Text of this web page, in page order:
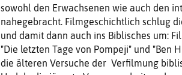
sowohl den Erwachsenen wie auch den
nahegebracht. Filmgeschichtlich schlug
und damit dann auch ins Biblisches um:
"Die letzten Tage von Pom­peji" und "Ben
die älteren Versu­che der Verfilmung